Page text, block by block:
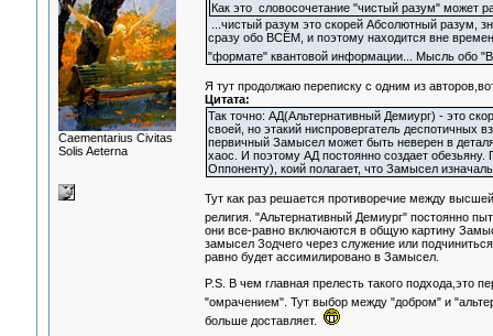
Сaementarius Civitas
Solis Aeterna
Как это словосочетание "чистый разум" может
...чистый разум это скорей Абсолютный разум,
сразу обо ВСЁМ, и поэтому находится вне
"формате" квантовой информации... Мысль обо
Я тут продолжаю переписку с одним из
Цитата:
Так точно: АД(Альтернативный Демиург) - это
своей, но этакий ниспровергатель
первичный Замысел может быть неверен в
хаос. И поэтому АД постоянно создает
Оппоненту), коий полагает, что Замысел
Тут как раз решается противоречие между
религия. "Альтернативный Демиург" постоянно
они все-равно включаются в общую картину
замысел Зодчего через служение или
равно будет ассимилировано в Замысел.
P.S. В чем главная прелесть такого подхода,это
"омрачением". Тут выбор между "добром" и
больше доставляет.